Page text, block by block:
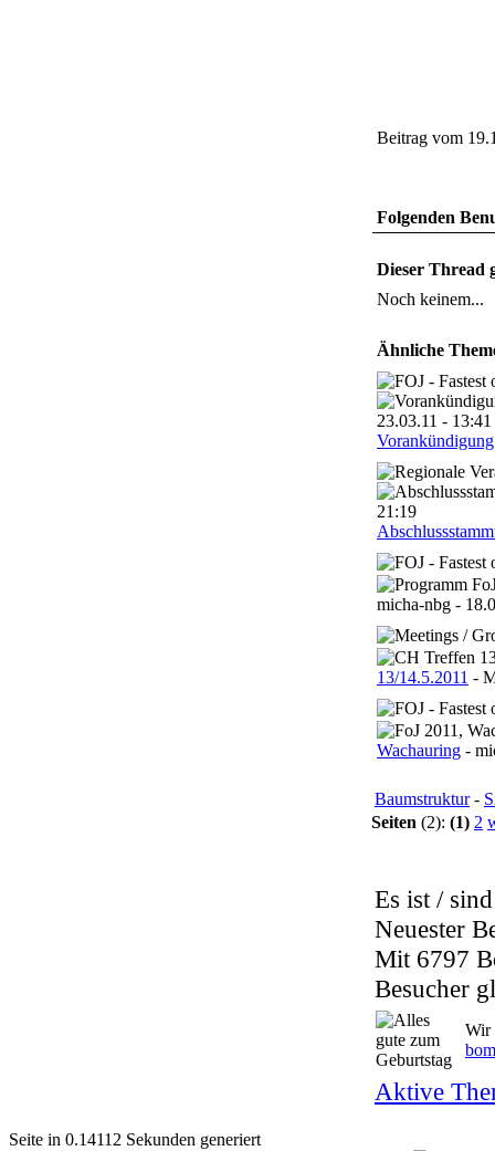
Beitrag vom
Folgenden
Dieser Thread
Noch keinem...
Ähnliche
micha-nbg -
13/14.5.2011 -
Wachauring -
Baumstruktur-
Seiten (2): (1) 2
Es ist /
Neuester
Mit 6797
Besucher
Wir
Aktive
Seite in 0.14112 Sekunden generiert